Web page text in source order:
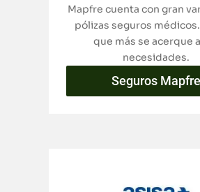
Mapfre cuenta con gran
pólizas seguros
que más se acerque
necesidades.
Seguros Mapfre